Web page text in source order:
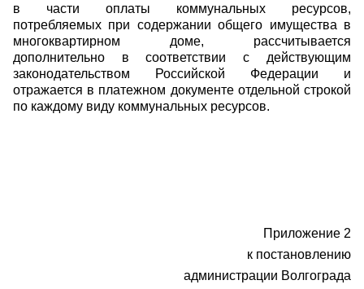
в части оплаты коммунальных ресурсов,
потребляемых при содержании общего имущества в
многоквартирном доме, рассчитывается
дополнительно в соответствии с действующим
законодательством Российской Федерации и
отражается в платежном документе отдельной строкой
по каждому виду коммунальных ресурсов.
Приложение 2
к постановлению
администрации Волгограда